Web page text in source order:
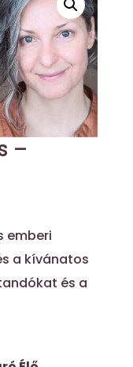
–
emberi
a kívánatos
és a